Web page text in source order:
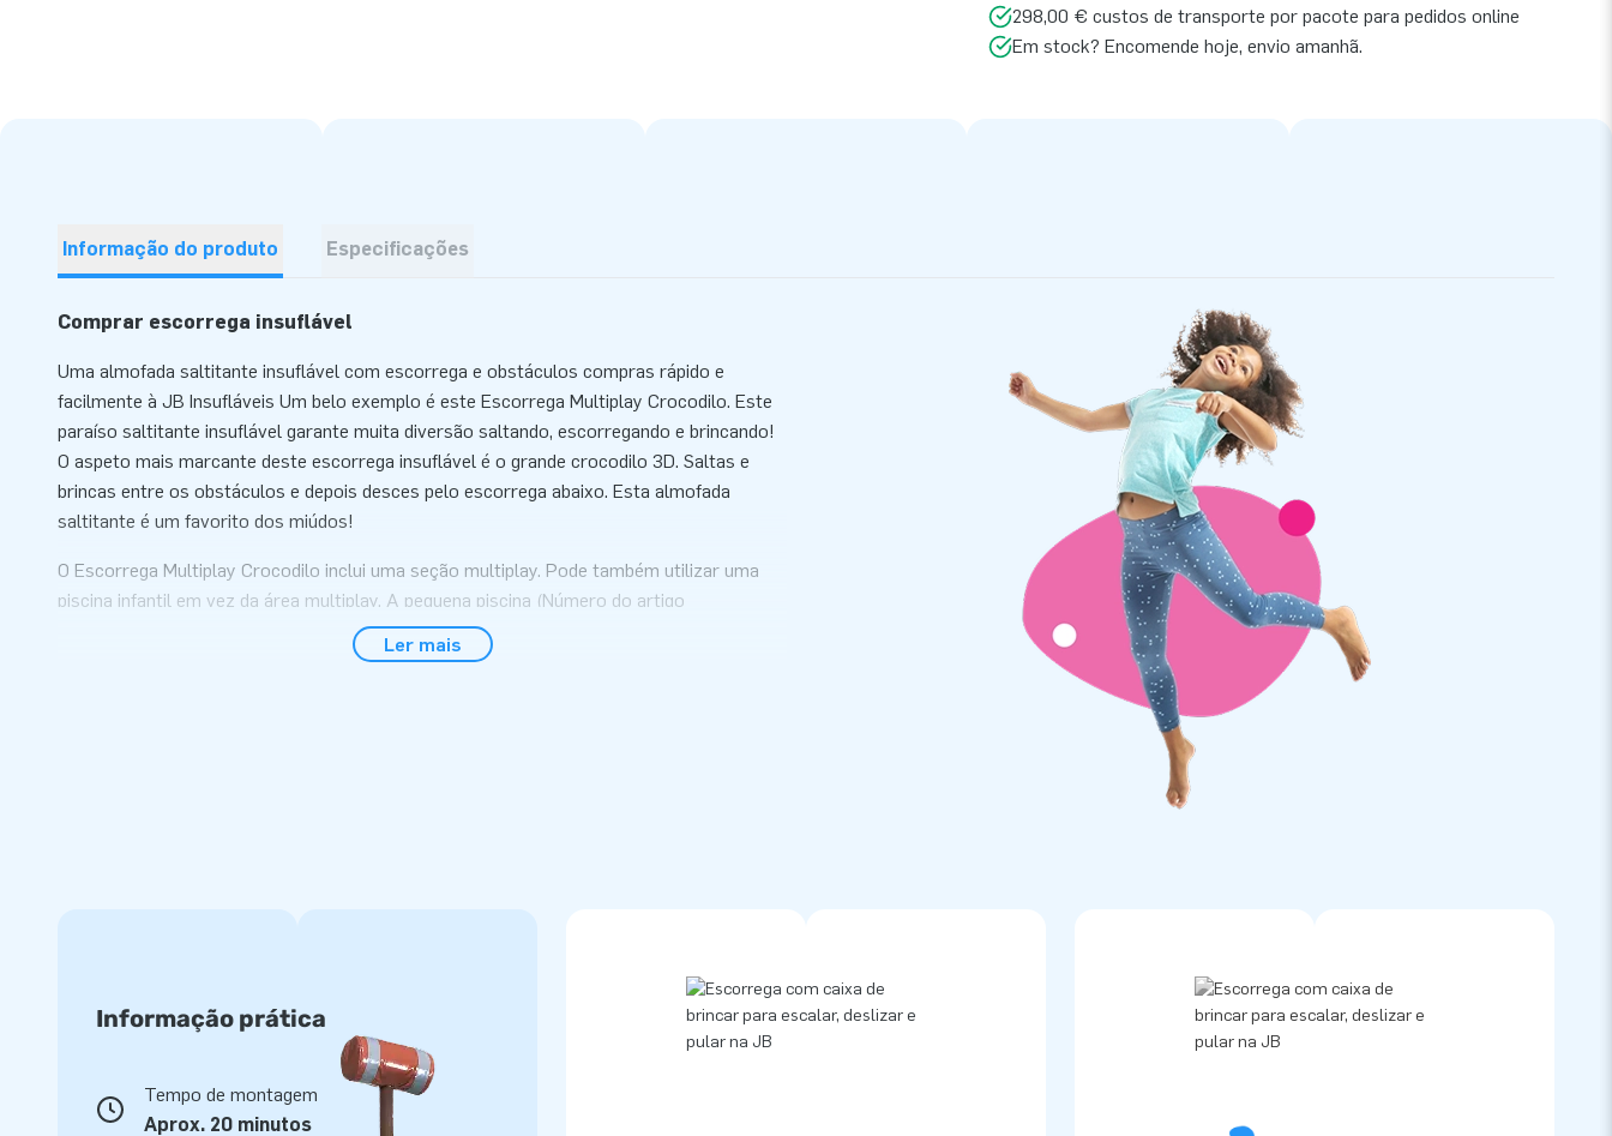
298,00 € custos de transporte por pacote para pedidos online
Em stock? Encomende hoje, envio amanhã.
Informação do produto Especificações
Comprar escorrega insuflável
Uma almofada saltitante insuflável com escorrega e obstáculos compras rápido e
facilmente à JB Insufláveis Um belo exemplo é este Escorrega Multiplay Crocodilo. Este
paraíso saltitante insuflável garante muita diversão saltando, escorregando e brincando!
O aspeto mais marcante deste escorrega insuflável é o grande crocodilo 3D. Saltas e
brincas entre os obstáculos e depois desces pelo escorrega abaixo. Esta almofada
saltitante é um favorito dos miúdos!
O Escorrega Multiplay Crocodilo inclui uma seção multiplay. Pode também utilizar uma
piscina infantil em vez da área multiplay. A pequena piscina (Número do artigo
02.999.050.024) está disponível por 699 €.
profissionais de topo, em termos de experimentação e de qualidade. Por isso damos uma
garantia para cada escorrega insuflável. E se algo correr mal inesperadamente, a nossa
equipa de serviço estará ao teu dispor, claro.
Ler mais
Informação prática
Tempo de montagem
Aprox. 20 minutos